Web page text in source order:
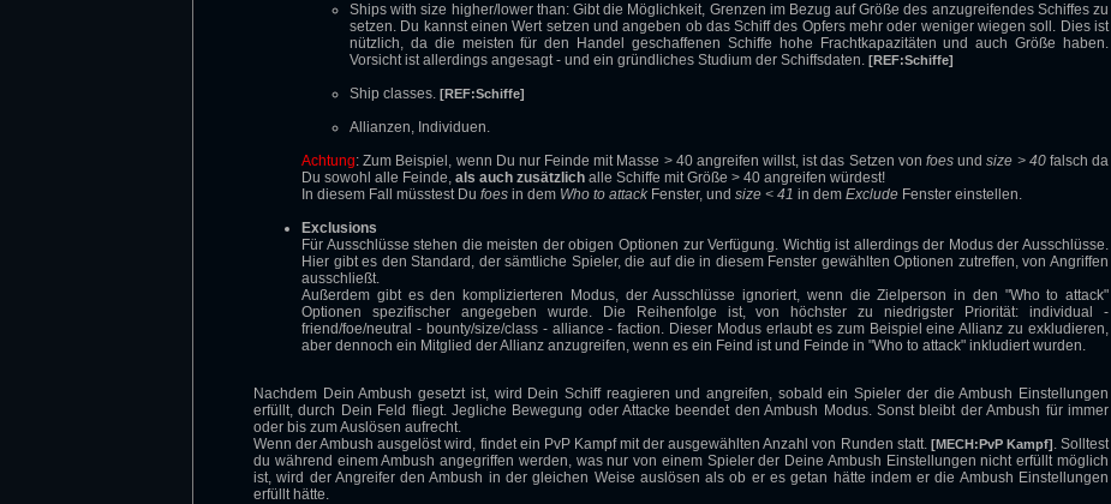
Ships with size higher/lower than: Gibt die Möglichkeit, Grenzen im Bezug auf Größe des anzugreifendes Schiffes zu
setzen. Du kannst einen Wert setzen und angeben ob das Schiff des Opfers mehr oder weniger wiegen soll. Dies ist
nützlich, da die meisten für den Handel geschaffenen Schiffe hohe Frachtkapazitäten und auch Größe haben.
Vorsicht ist allerdings angesagt - und ein gründliches Studium der Schiffsdaten. [REF:Schiffe]
Ship classes. [REF:Schiffe]
Allianzen, Individuen.
Achtung: Zum Beispiel, wenn Du nur Feinde mit Masse > 40 angreifen willst, ist das Setzen von foesundsize > 40falsch da
Du sowohl alle Feinde, als auch zusätzlich alle Schiffe mit Größe > 40 angreifen würdest!
In diesem Fall müsstest Du foes in dem Who to attack Fenster, und size < 41 in dem Exclude Fenster einstellen.
Exclusions
Für Ausschlüsse stehen die meisten der obigen Optionen zur Verfügung. Wichtig ist allerdings der Modus der Ausschlüsse.
Hier gibt es den Standard, der sämtliche Spieler, die auf die in diesem Fenster gewählten Optionen zutreffen, von Angriffen
ausschließt.
Außerdem gibt es den komplizierteren Modus, der Ausschlüsse ignoriert, wenn die Zielperson in den "Who to attack"
Optionen spezifischer angegeben wurde. Die Reihenfolge ist, von höchster zu niedrigster Priorität: individual -
friend/foe/neutral - bounty/size/class - alliance - faction. Dieser Modus erlaubt es zum Beispiel eine Allianz zu exkludieren,
aber dennoch ein Mitglied der Allianz anzugreifen, wenn es ein Feind ist und Feinde in "Who to attack" inkludiert wurden.
Nachdem Dein Ambush gesetzt ist, wird Dein Schiff reagieren und angreifen, sobald ein Spieler der die Ambush Einstellungen
erfüllt, durch Dein Feld fliegt. Jegliche Bewegung oder Attacke beendet den Ambush Modus. Sonst bleibt der Ambush für immer
oder bis zum Auslösen aufrecht.
Wenn der Ambush ausgelöst wird, findet ein PvP Kampf mit der ausgewählten Anzahl von Runden statt. [MECH:PvP Kampf]. Solltest
du während einem Ambush angegriffen werden, was nur von einem Spieler der Deine Ambush Einstellungen nicht erfüllt möglich
ist, wird der Angreifer den Ambush in der gleichen Weise auslösen als ob er es getan hätte indem er die Ambush Einstellungen
erfüllt hätte.